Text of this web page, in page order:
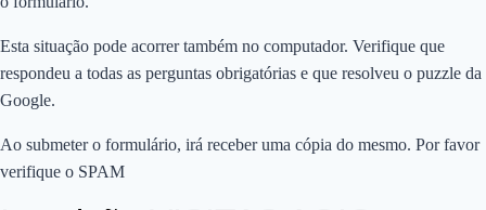
Esta situação pode acorrer também no computador. Verifique que
respondeu a todas as perguntas obrigatórias e que resolveu o puzzle da
Google.
Ao submeter o formulário, irá receber uma cópia do mesmo. Por favor
verifique o SPAM